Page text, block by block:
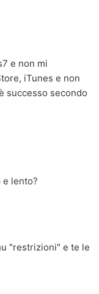
e non mi
iTunes e non
successo secondo
e lento?
"restrizioni" e te le